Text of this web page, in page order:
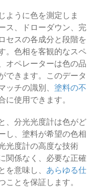
ように色を測定しま
ス、ドローダウン、完
セスの各成分と段階を
。色相を客観的なスペ
オペレーターは色の品
できます。このデータ
チの識別、 塗料の不
に使用できます。
、分光光度計は色がど
し、塗料が希望の色相
光度計の高度な技術
関係なく、必要な正確
意味し、 あらゆる仕
とを保証します。